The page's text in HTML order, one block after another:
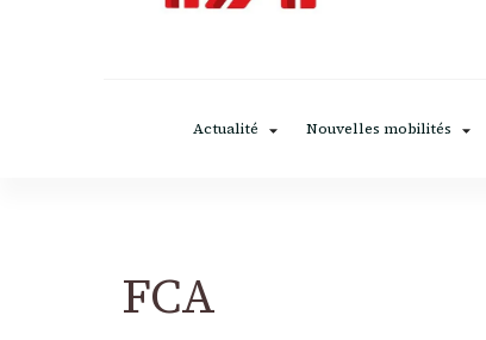
Actualité Nouvelles mobilités
FCA